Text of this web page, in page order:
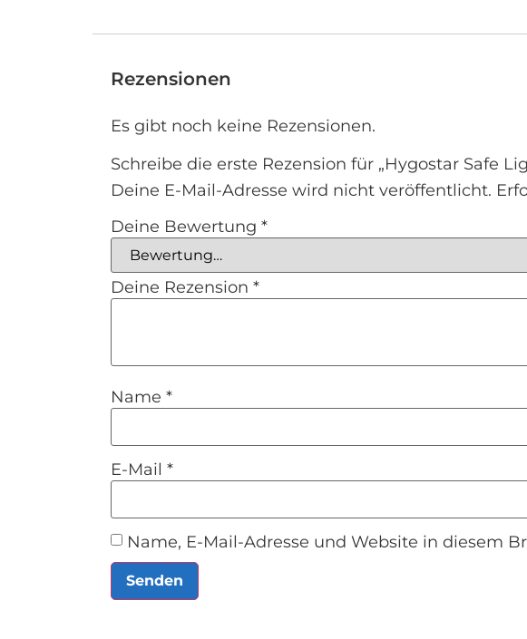
Rezensionen
Es gibt noch keine Rezensionen.
Schreibe die erste Rezension für „Hygostar Safe
Deine E-Mail-Adresse wird nicht veröffentlicht.
Deine Bewertung *
Deine Rezension *
Name *
E-Mail *
Name, E-Mail-Adresse und Website in diesem